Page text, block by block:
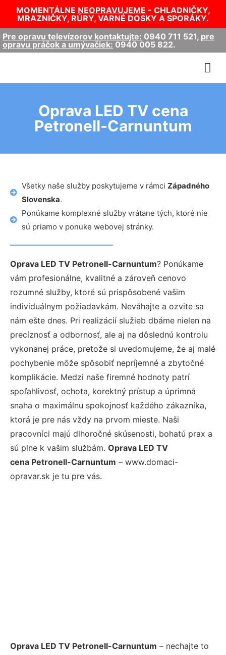
MOMENTÁLNE NEOPRAVUJEME - CHLADNIČKY,
MRAZNIČKY, RÚRY, VARNÉ DOSKY A SPORÁKY.
Pre opravu televízorov kontaktujte: 0940 711 521, pre
opravu práčok a umývačiek: 0940 005 822.
Oprava LED TV cena
Petronell-Carnuntum
Všetky naše služby poskytujeme v rámci Západného
Slovenska.
Ponúkame komplexné služby vrátane tých, ktoré nie
sú priamo v ponuke webovej stránky.
Oprava LED TV Petronell-Carnuntum? Ponúkame
vám profesionálne, kvalitné a zároveň cenovo
rozumné služby, ktoré sú prispôsobené vašim
individuálnym požiadavkám. Neváhajte a ozvite sa
nám ešte dnes. Pri realizácií služieb dbáme nielen na
precíznosť a odbornosť, ale aj na dôslednú kontrolu
vykonanej práce, pretože si uvedomujeme, že aj malé
pochybenie môže spôsobiť nepríjemné a zbytočné
komplikácie. Medzi naše firemné hodnoty patrí
spoľahlivosť, ochota, korektný prístup a úprimná
snaha o maximálnu spokojnosť každého zákazníka,
ktorá je pre nás vždy na prvom mieste. Naši
pracovníci majú dlhoročné skúsenosti, bohatú prax a
sú plne k vašim službám. Oprava LED TV
cena Petronell-Carnuntum – www.domaci-
opravar.sk je tu pre vás.
Oprava LED TV Petronell-Carnuntum – nechajte to